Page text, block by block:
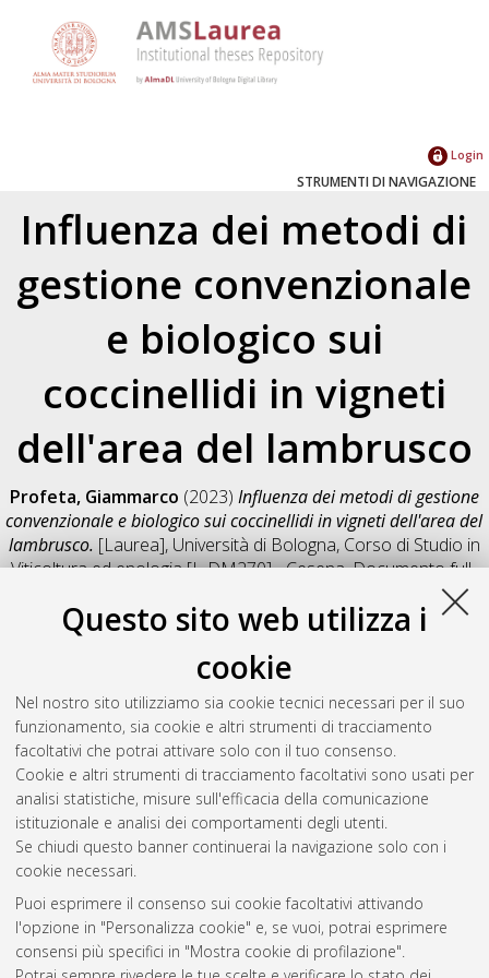
Questo sito web utilizza i
cookie
Nel nostro sito utilizziamo sia cookie tecnici necessari per il suo
funzionamento, sia cookie e altri strumenti di tracciamento
facoltativi che potrai attivare solo con il tuo consenso.
Cookie e altri strumenti di tracciamento facoltativi sono usati per
analisi statistiche, misure sull'efficacia della comunicazione
istituzionale e analisi dei comportamenti degli utenti.
Se chiudi questo banner continuerai la navigazione solo con i
cookie necessari.
Puoi esprimere il consenso sui cookie facoltativi attivando
l'opzione in "Personalizza cookie" e, se vuoi, potrai esprimere
consensi più specifici in "Mostra cookie di profilazione".
Login
STRUMENTI DI NAVIGAZIONE
Influenza dei metodi di
gestione convenzionale
e biologico sui
coccinellidi in vigneti
dell'area del lambrusco
Profeta, Giammarco (2023) Influenza dei metodi di gestione
convenzionale e biologico sui coccinellidi in vigneti dell'area del
lambrusco. [Laurea], Università di Bologna, Corso di Studio in
Viticoltura ed enologia [L-DM270] - Cesena, Documento full-
Salva citazione
Condividi
Il full-text non è disponibile per scelta dell'autore. (
Abstract
Altri metadati
Gestione del documento:
Atom
Rss 1.0